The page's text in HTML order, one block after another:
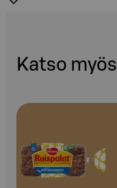
Katso myös